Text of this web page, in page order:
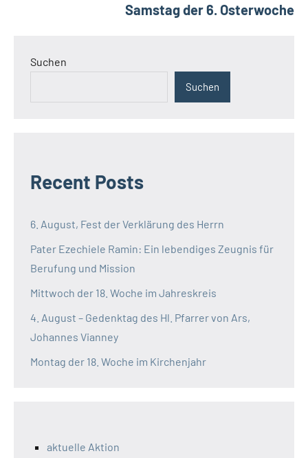
Samstag der 6. Osterwoche
Suchen
Suchen
Recent Posts
6. August, Fest der Verklärung des Herrn
Pater Ezechiele Ramin: Ein lebendiges Zeugnis für
Berufung und Mission
Mittwoch der 18. Woche im Jahreskreis
4. August – Gedenktag des Hl. Pfarrer von Ars,
Johannes Vianney
Montag der 18. Woche im Kirchenjahr
aktuelle Aktion